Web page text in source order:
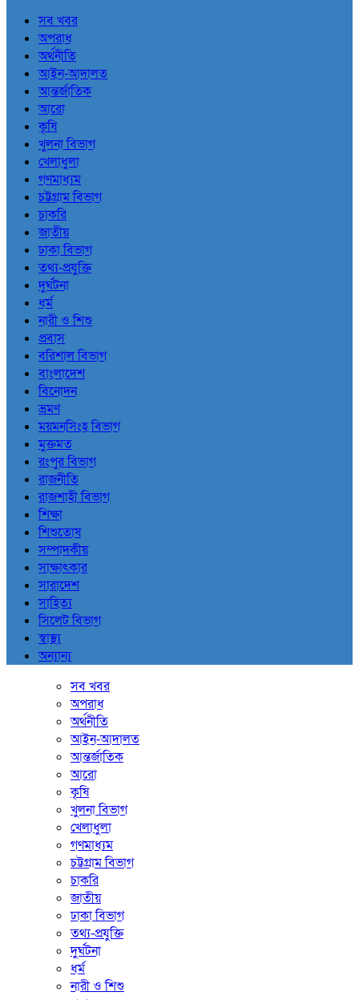
সব খবর
অপরাধ
অর্থনীতি
আইন-আদালত
আন্তর্জাতিক
আরো
কৃষি
খুলনা বিভাগ
খেলাধুলা
গণমাধ্যম
চট্টগ্রাম বিভাগ
চাকরি
জাতীয়
ঢাকা বিভাগ
তথ্য-প্রযুক্তি
দুর্ঘটনা
ধর্ম
নারী ও শিশু
প্রবাস
বরিশাল বিভাগ
বাংলাদেশ
বিনোদন
ভ্রমণ
ময়মনসিংহ বিভাগ
মুক্তমত
রংপুর বিভাগ
রাজনীতি
রাজশাহী বিভাগ
শিক্ষা
শিশুতোষ
সম্পাদকীয়
সাক্ষাৎকার
সারাদেশ
সাহিত্য
সিলেট বিভাগ
স্বাস্থ্য
অন্যান্য
সব খবর
অপরাধ
অর্থনীতি
আইন-আদালত
আন্তর্জাতিক
আরো
কৃষি
খুলনা বিভাগ
খেলাধুলা
গণমাধ্যম
চট্টগ্রাম বিভাগ
চাকরি
জাতীয়
ঢাকা বিভাগ
তথ্য-প্রযুক্তি
দুর্ঘটনা
ধর্ম
নারী ও শিশু